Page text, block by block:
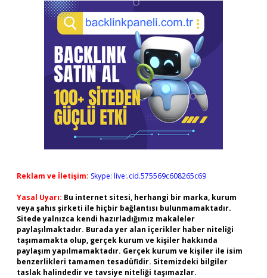
Reklam ve İletişim: Skype: live:.cid.575569c608265c69
Yasal Uyarı: Bu internet sitesi, herhangi bir marka, kurum
veya şahıs şirketi ile hiçbir bağlantısı bulunmamaktadır.
Sitede yalnızca kendi hazırladığımız makaleler
paylaşılmaktadır. Burada yer alan içerikler haber niteliği
taşımamakta olup, gerçek kurum ve kişiler hakkında
paylaşım yapılmamaktadır. Gerçek kurum ve kişiler ile isim
benzerlikleri tamamen tesadüfidir. Sitemizdeki bilgiler
taslak halindedir ve tavsiye niteliği taşımazlar.